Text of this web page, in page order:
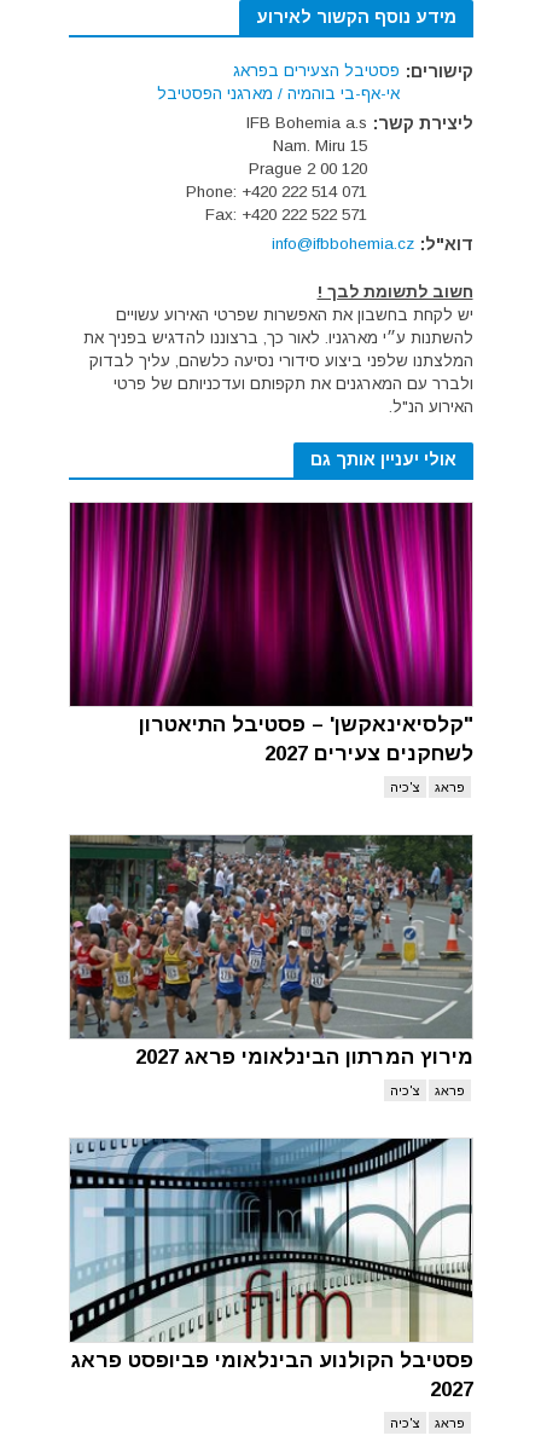
מידע נוסף הקשור לאירוע
קישורים: פסטיבל הצעירים בפראג
אי-אף-בי בוהמיה / מארגני הפסטיבל
ליצירת קשר: IFB Bohemia a.s
Nam. Miru 15
120 00 Prague 2
Phone: +420 222 514 071
Fax: +420 222 522 571
דוא"ל: info@ifbbohemia.cz
חשוב לתשומת לבך !
יש לקחת בחשבון את האפשרות שפרטי האירוע עשויים
להשתנות ע״י מארגניו. לאור כך, ברצוננו להדגיש בפניך את
המלצתנו שלפני ביצוע סידורי נסיעה כלשהם, עליך לבדוק
ולברר עם המארגנים את תקפותם ועדכניותם של פרטי
האירוע הנ"ל.
אולי יעניין אותך גם
"קלסיאינאקשן' – פסטיבל התיאטרון
לשחקנים צעירים 2027
פראג צ'כיה
מירוץ המרתון הבינלאומי פראג 2027
פראג צ'כיה
פסטיבל הקולנוע הבינלאומי פביופסט פראג
2027
פראג צ'כיה